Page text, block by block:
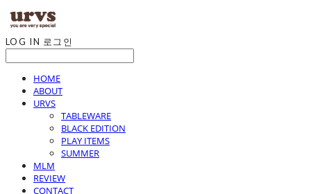
LOG IN 로그인
HOME
ABOUT
URVS
TABLEWARE
BLACK EDITION
PLAY ITEMS
SUMMER
MLM
REVIEW
CONTACT